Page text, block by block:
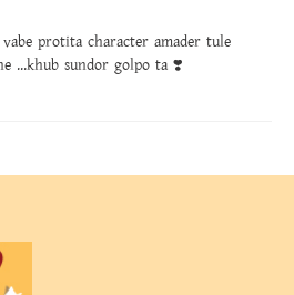
protita character amader tule
...khub sundor golpo ta ❣️